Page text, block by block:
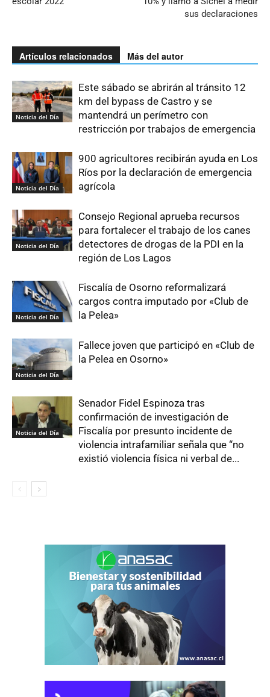
sus declaraciones
Artículos relacionados Más del autor
Noticia del Día
Este sábado se abrirán al tránsito 12
km del bypass de Castro y se
mantendrá un perímetro con
restricción por trabajos de emergencia
Noticia del Día
900 agricultores recibirán ayuda en Los
Ríos por la declaración de emergencia
agrícola
Noticia del Día
Consejo Regional aprueba recursos
para fortalecer el trabajo de los canes
detectores de drogas de la PDI en la
región de Los Lagos
Noticia del Día
Fiscalía de Osorno reformalizará
cargos contra imputado por «Club de
la Pelea»
Noticia del Día
Fallece joven que participó en «Club de
la Pelea en Osorno»
Noticia del Día
Senador Fidel Espinoza tras
confirmación de investigación de
Fiscalía por presunto incidente de
violencia intrafamiliar señala que “no
existió violencia física ni verbal de...